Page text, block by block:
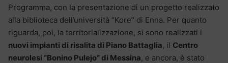
Programma, con la presentazione di un progetto realizzato
alla biblioteca dell’università “Kore” di Enna. Per quanto
riguarda, poi, la territorializzazione, si sono realizzati i
nuovi impianti di risalita di Piano Battaglia, il Centro
neurolesi “Bonino Pulejo” di Messina, e ancora, è stato